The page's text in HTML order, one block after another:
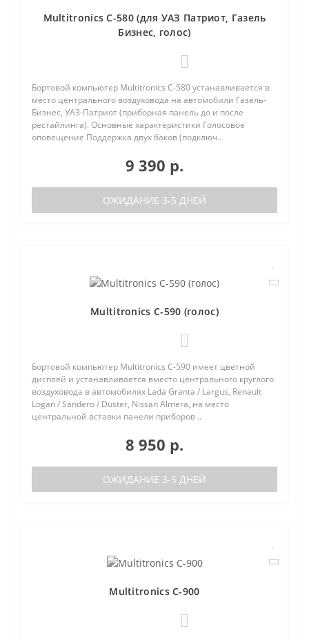
Multitronics C-580 (для УАЗ Патриот, Газель
Бизнес, голос)
Бортовой компьютер Multitronics C-580 устанавливается в
место центрального воздуховода на автомобили Газель-
Бизнес, УАЗ-Патриот (приборная панель до и после
рестайлинга). Основные характеристики Голосовое
оповещение Поддержка двух баков (подключ..
9 390 р.
ОЖИДАНИЕ 3-5 ДНЕЙ
Multitronics C-590 (голос)
Бортовой компьютер Multitronics C-590 имеет цветной
дисплей и устанавливается вместо центрального круглого
воздуховода в автомобилях Lada Granta / Largus, Renault
Logan / Sandero / Duster, Nissan Almera, на место
центральной вставки панели приборов ..
8 950 р.
ОЖИДАНИЕ 3-5 ДНЕЙ
Multitronics C-900